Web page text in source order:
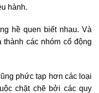
hành.
hề quen biết nhau. Và
các nhóm cổ động
phức tạp hơn các loại
chặt chẽ bởi các quy